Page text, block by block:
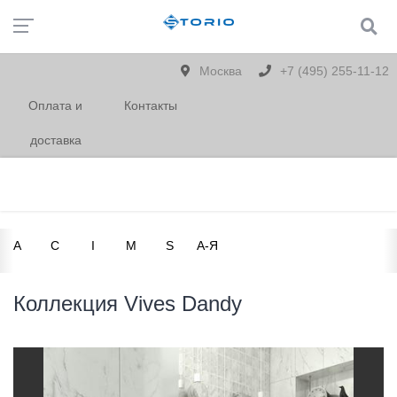
Москва +7 (495) 255-11-12
Оплата и
доставка
Контакты
A C I M S А-Я
Коллекция Vives Dandy